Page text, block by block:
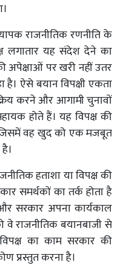
राजनीतिक रणनीति के
लगातार यह संदेश देने का
अपेक्षाओं पर खरी नहीं उतर
ऐसे बयान विपक्षी एकता
करने और आगामी चुनावों
होते हैं। यह विपक्ष की
वह खुद को एक मजबूत
हताशा या विपक्ष की
समर्थकों का तर्क होता है
सरकार अपना कार्यकाल
वे राजनीतिक बयानबाजी से
का काम सरकार की
प्रस्तुत करना है।